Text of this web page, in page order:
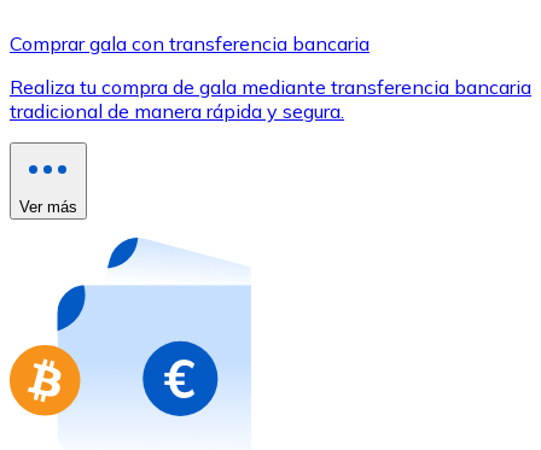
Utiliza tarjetas Visa y Mastercard para comprar
Comprar con tarjeta
Compra tarjetas regalo de tus marcas favoritas con
Ir a la tienda de tarjetas regalo
Comprar gala con transferencia bancaria
Realiza tu compra de gala mediante transferencia bancaria
tradicional de manera rápida y segura.
Ver más